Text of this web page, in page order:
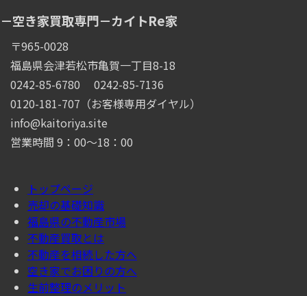
－空き家買取専門－カイトRe家
〒965-0028
福島県会津若松市亀賀一丁目8-18
0242-85-6780
0242-85-7136
0120-181-707（お客様専用ダイヤル）
info@kaitoriya.site
営業時間 9：00～18：00
トップページ
売却の基礎知識
福島県の不動産市場
不動産買取とは
不動産を相続した方へ
空き家でお困りの方へ
生前整理のメリット